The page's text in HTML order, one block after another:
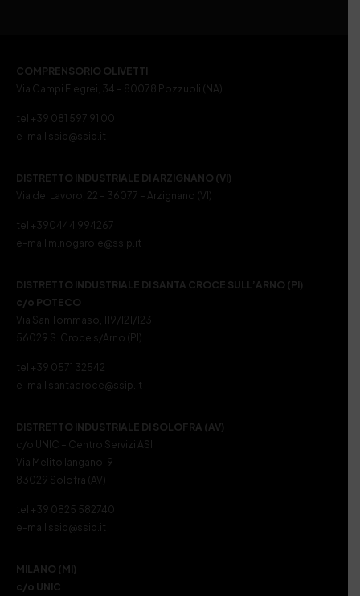
COMPRENSORIO OLIVETTI
Via Campi Flegrei, 34 – 80078 Pozzuoli (NA)
tel +39 081 597 91 00
e-mail ssip@ssip.it
DISTRETTO INDUSTRIALE DI ARZIGNANO (VI)
Via del Lavoro, 22 – 36077 – Arzignano (VI)
tel +390444 994267
e-mail m.nogarole@ssip.it
DISTRETTO INDUSTRIALE DI SANTA CROCE SULL’ARNO (PI)
c/o POTECO
Via San Tommaso, 119/121/123
56029 S. Croce s/Arno (PI)
tel +39 0571 32542
e-mail santacroce@ssip.it
DISTRETTO INDUSTRIALE DI SOLOFRA (AV)
c/o UNIC – Centro Servizi ASI
Via Melito Iangano, 9
83029 Solofra (AV)
tel +39 0825 582740
e-mail ssip@ssip.it
MILANO (MI)
c/o UNIC